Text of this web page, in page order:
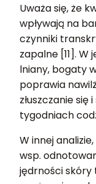
Uważa się, że
wpływają na
czynniki
zapalne [11].
lniany, bogaty
poprawia
złuszczanie się
tygodniach
W innej
wsp.
jędrności